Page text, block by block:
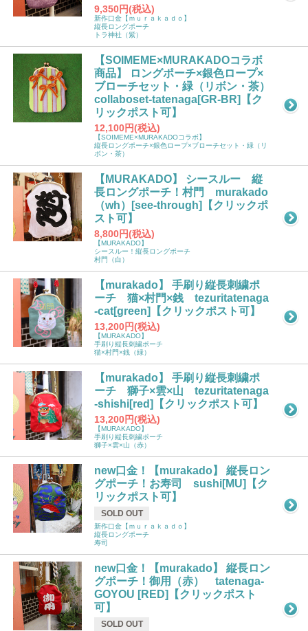
9,350円(税込)
新作口金【ｍｕｒａｋａｄｏ】
縦長ロングポーチ
トラ神社（紫）
【SOIMEME×MURAKADOコラボ
商品】 ロングポーチ×銀色ロープ×
ブローチセット・緑（リボン・茶）
collaboset-tatenaga[GR-BR]【ク
リックポスト可】
12,100円(税込)
【SOIMEME×MURAKADOコラボ】
縦長ロングポーチ×銀色ロープ×ブローチセット・緑（リ
ボン・茶）
【MURAKADO】 シースルー 縦
長ロングポーチ！村門 murakado
（wh）[see-through]【クリックポ
スト可】
8,800円(税込)
【MURAKADO】
シースルー！縦長ロングポーチ
村門（白）
【murakado】 手刷り縦長刺繍ポ
ーチ 猫×村門×銭 tezuritatenaga
-cat[green]【クリックポスト可】
13,200円(税込)
【MURAKADO】
手刷り縦長刺繍ポーチ
猫×村門×銭（緑）
【murakado】 手刷り縦長刺繍ポ
ーチ 獅子×雲×山 tezuritatenaga
-shishi[red]【クリックポスト可】
13,200円(税込)
【MURAKADO】
手刷り縦長刺繍ポーチ
獅子×雲×山（赤）
new口金！【murakado】 縦長ロン
グポーチ！お寿司 sushi[MU]【ク
リックポスト可】
SOLD OUT
新作口金【ｍｕｒａｋａｄｏ】
縦長ロングポーチ
寿司
new口金！【murakado】 縦長ロン
グポーチ！御用（赤） tatenaga-
GOYOU [RED]【クリックポスト
可】
SOLD OUT